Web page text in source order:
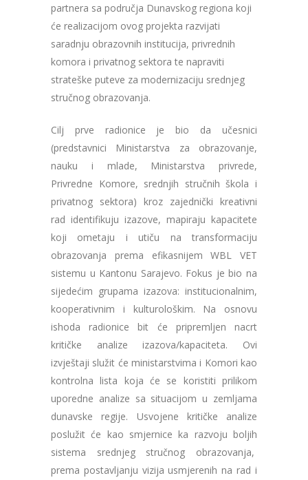
partnera sa područja Dunavskog regiona koji
će realizacijom ovog projekta razvijati
saradnju obrazovnih institucija, privrednih
komora i privatnog sektora te napraviti
strateške puteve za modernizaciju srednjeg
stručnog obrazovanja.
Cilj prve radionice je bio da učesnici
(predstavnici Ministarstva za obrazovanje,
nauku i mlade, Ministarstva privrede,
Privredne Komore, srednjih stručnih škola i
privatnog sektora) kroz zajednički kreativni
rad identifikuju izazove, mapiraju kapacitete
koji ometaju i utiču na transformaciju
obrazovanja prema efikasnijem WBL VET
sistemu u Kantonu Sarajevo. Fokus je bio na
sijedećim grupama izazova: institucionalnim,
kooperativnim i kulturološkim. Na osnovu
ishoda radionice bit će pripremljen nacrt
kritičke analize izazova/kapaciteta. Ovi
izvještaji služit će ministarstvima i Komori kao
kontrolna lista koja će se koristiti prilikom
uporedne analize sa situacijom u zemljama
dunavske regije. Usvojene kritičke analize
poslužit će kao smjernice ka razvoju boljih
sistema srednjeg stručnog obrazovanja,
prema postavljanju vizija usmjerenih na rad i